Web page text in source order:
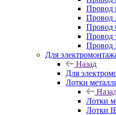
Провод
Для
Назад
Для
Лотки
Лотки
Лотки